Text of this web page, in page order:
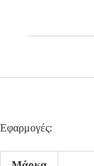
Εφαρμογές: